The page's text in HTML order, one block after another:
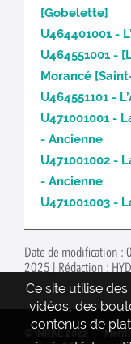
[Gobelette]
U464401001 -
U464551001 -
Morancé
U464551101 -
U471001001 -
- Ancienne
U471001002 -
- Ancienne
U471001003 -
Date de modification
2025 | Rédaction :
Ce site utilise
vidéos, des
contenus de